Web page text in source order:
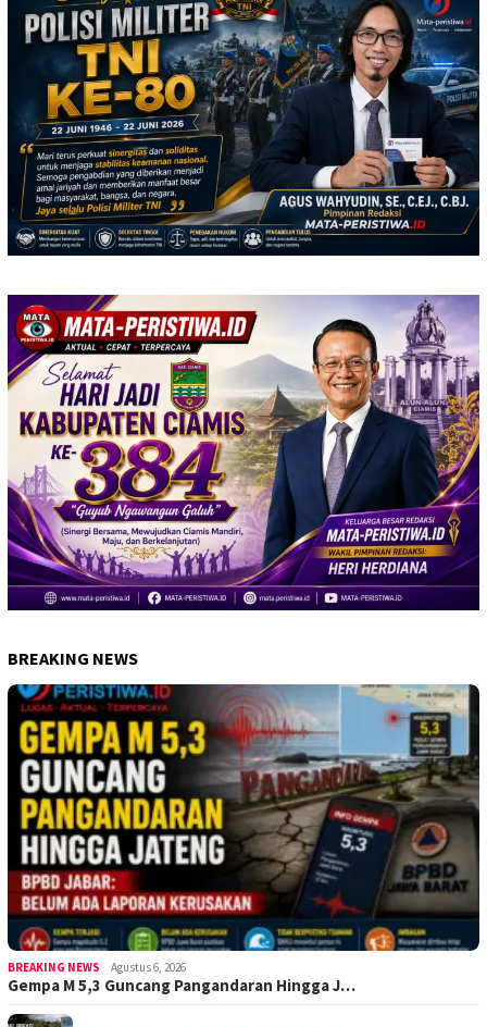
BREAKING NEWS
BREAKING NEWS Agustus 6, 2026
Gempa M 5,3 Guncang Pangandaran Hingga J…